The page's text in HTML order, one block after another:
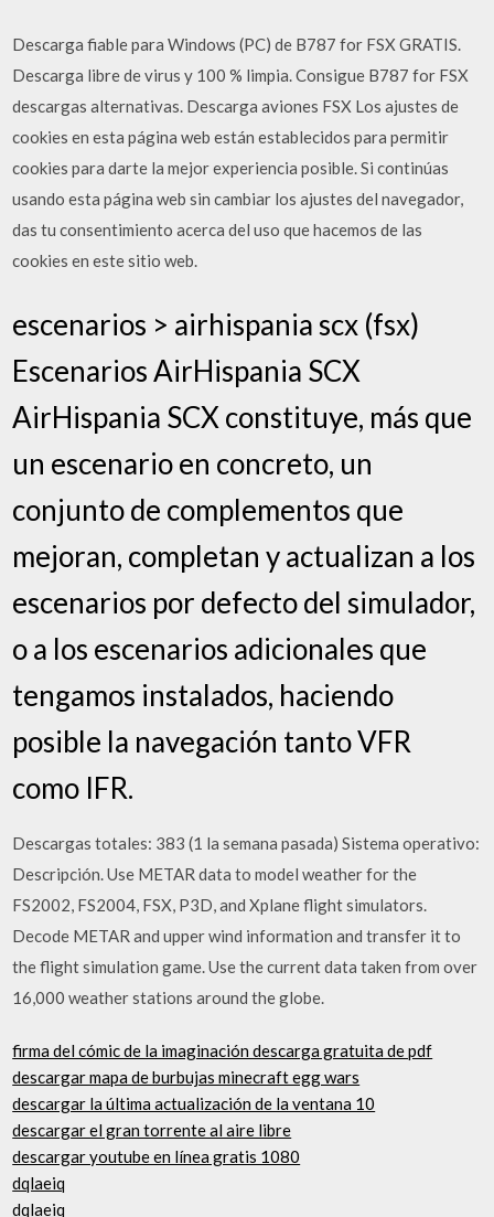
Descarga fiable para Windows (PC) de B787 for FSX GRATIS.
Descarga libre de virus y 100 % limpia. Consigue B787 for FSX
descargas alternativas. Descarga aviones FSX Los ajustes de
cookies en esta página web están establecidos para permitir
cookies para darte la mejor experiencia posible. Si continúas
usando esta página web sin cambiar los ajustes del navegador,
das tu consentimiento acerca del uso que hacemos de las
cookies en este sitio web.
escenarios > airhispania scx (fsx)
Escenarios AirHispania SCX
AirHispania SCX constituye, más que
un escenario en concreto, un
conjunto de complementos que
mejoran, completan y actualizan a los
escenarios por defecto del simulador,
o a los escenarios adicionales que
tengamos instalados, haciendo
posible la navegación tanto VFR
como IFR.
Descargas totales: 383 (1 la semana pasada) Sistema operativo:
Descripción. Use METAR data to model weather for the
FS2002, FS2004, FSX, P3D, and Xplane flight simulators.
Decode METAR and upper wind information and transfer it to
the flight simulation game. Use the current data taken from over
16,000 weather stations around the globe.
firma del cómic de la imaginación descarga gratuita de pdf
descargar mapa de burbujas minecraft egg wars
descargar la última actualización de la ventana 10
descargar el gran torrente al aire libre
descargar youtube en línea gratis 1080
dqlaeiq
dqlaeiq